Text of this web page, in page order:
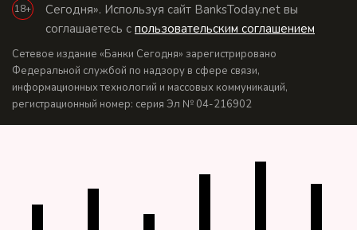
18+
Сегодня». Используя сайт BanksToday.net вы
соглашаетесь с пользовательским соглашением
Сетевое издание «Банки Сегодня» зарегистрировано
Федеральной службой по надзору в сфере связи,
информационных технологий и массовых коммуникаций,
регистрационный номер: серия Эл № 04-216902